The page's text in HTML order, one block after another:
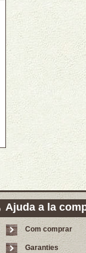
Ajuda a la
Com comprar
Garanties